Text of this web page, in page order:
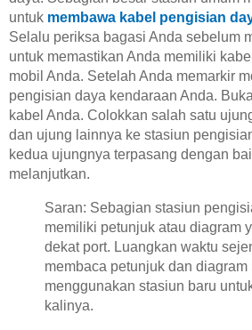
untuk membawa kabel pengisian
Selalu periksa bagasi Anda sebelum
untuk memastikan Anda memiliki
mobil Anda. Setelah Anda memarkir
pengisian daya kendaraan Anda.
kabel Anda. Colokkan salah satu
dan ujung lainnya ke stasiun
kedua ujungnya terpasang dengan
melanjutkan.
Saran: Sebagian stasiun
memiliki petunjuk atau diagram
dekat port. Luangkan waktu
membaca petunjuk dan diagram
menggunakan stasiun baru
kalinya.